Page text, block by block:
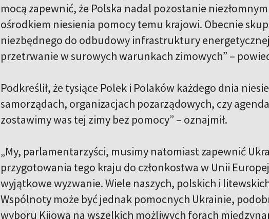
mocą zapewnić, że Polska nadal pozostanie
ośrodkiem niesienia pomocy temu krajowi. Obecnie
niezbędnego do odbudowy infrastruktury
przetrwanie w surowych warunkach zimowych” –
Podkreślił, że tysiące Polek i Polaków każdego dnia
samorządach, organizacjach pozarządowych, czy
zostawimy was tej zimy bez pomocy” – oznajmił.
„My, parlamentarzyści, musimy natomiast zapewnić
przygotowania tego kraju do członkostwa w Unii
wyjątkowe wyzwanie. Wiele naszych, polskich i
Wspólnoty może być jednak pomocnych Ukrainie,
wyboru Kijowa na wszelkich możliwych forach